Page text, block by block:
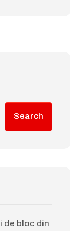
Search
de bloc din